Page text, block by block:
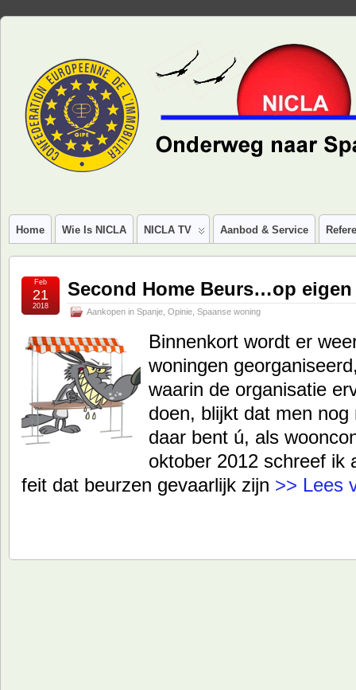
Home Wie Is NICLA NICLA TV Aanbod & Service
Second Home Beurs…op
Aankopen in Spanje Opinie Spaanse woning
Feb
21
2018
Binnenkort wordt er
woningen
waarin de organisatie
doen, blijkt dat men
daar bent ú, als
oktober 2012 schreef ik
feit dat beurzen gevaarlijk zijn >> Lees